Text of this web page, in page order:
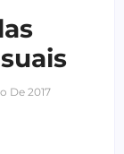
De 2017